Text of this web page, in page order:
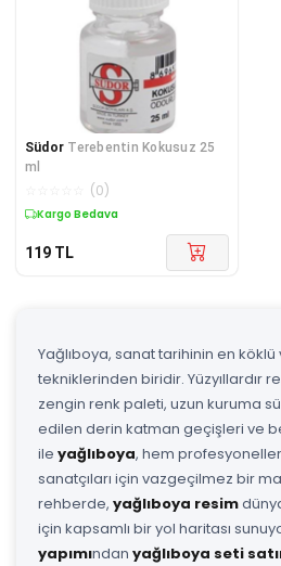
Südor Terebentin Kokusuz 25
ml
(0)
Kargo Bedava
119 TL
Yağlıboya, sanat tarihinin en
tekniklerinden biridir. Yüzyıllardır
zengin renk paleti, uzun kuruma
edilen derin katman geçişleri ve
ile yağlıboya, hem
sanatçıları için vazgeçilmez bir
rehberde, yağlıboya resim
için kapsamlı bir yol haritası
yapımından yağlıboya seti